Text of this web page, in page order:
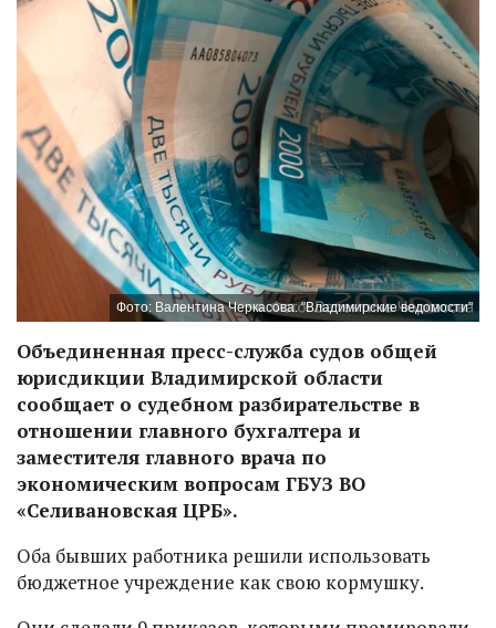
Фото: Валентина Черкасова. "Владимирские ведомости"
Объединенная пресс-служба судов общей
юрисдикции Владимирской области
сообщает о судебном разбирательстве в
отношении главного бухгалтера и
заместителя главного врача по
экономическим вопросам ГБУЗ ВО
«Селивановская ЦРБ».
Оба бывших работника решили использовать
бюджетное учреждение как свою кормушку.